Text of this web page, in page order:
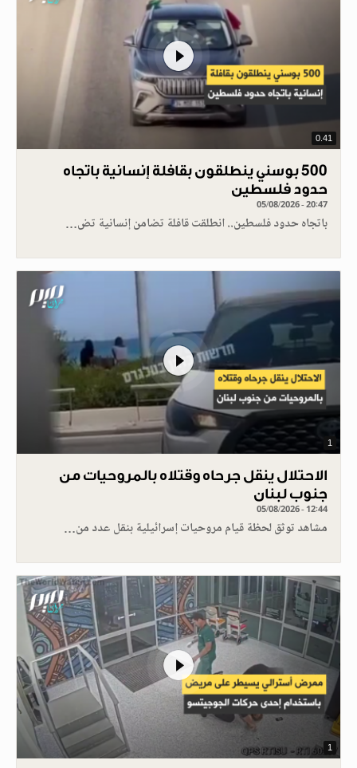
0.41
500 بوسني ينطلقون بقافلة إنسانية باتجاه
حدود فلسطين
05/08/2026 - 20:47
باتجاه حدود فلسطين.. انطلقت قافلة تضامن إنسانية تض…
1
الاحتلال ينقل جرحاه وقتلاه بالمروحيات من
جنوب لبنان
05/08/2026 - 12:44
مشاهد توثق لحظة قيام مروحيات إسرائيلية بنقل عدد من…
1